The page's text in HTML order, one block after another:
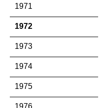
1971
1972
1973
1974
1975
1976